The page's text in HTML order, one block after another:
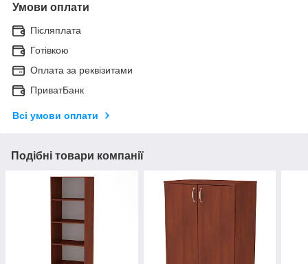
Умови оплати
Післяплата
Готівкою
Оплата за реквізитами
ПриватБанк
Всі умови оплати
Подібні товари компанії